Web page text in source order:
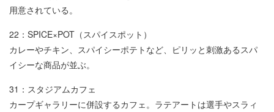
用意されている。
22：SPICE×POT（スパイスポット）
カレーやチキン、スパイシーポテトなど、ピリッと刺激あるスパ
イシーな商品が並ぶ。
31：スタジアムカフェ
カープギャラリーに併設するカフェ。ラテアートは選手やスラィ